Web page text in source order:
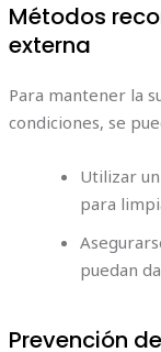
Métodos
externa
Para mantener la
condiciones, se
Utilizar
para
puedan
Prevención